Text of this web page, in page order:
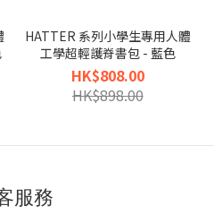
HATTER 系列小學生專用人體
工學超輕護脊書包 - 藍色
HK$808.00
HK$898.00
服務